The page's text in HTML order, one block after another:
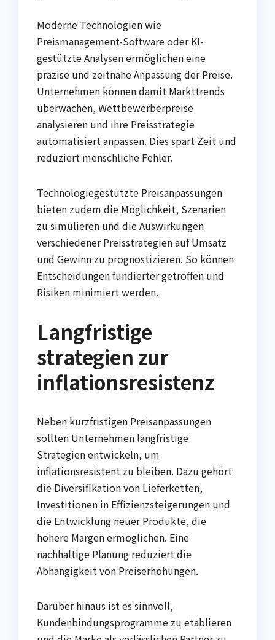
Moderne Technologien wie
Preismanagement-Software oder KI-
gestützte Analysen ermöglichen eine
präzise und zeitnahe Anpassung der Preise.
Unternehmen können damit Markttrends
überwachen, Wettbewerberpreise
analysieren und ihre Preisstrategie
automatisiert anpassen. Dies spart Zeit und
reduziert menschliche Fehler.
Technologiegestützte Preisanpassungen
bieten zudem die Möglichkeit, Szenarien
zu simulieren und die Auswirkungen
verschiedener Preisstrategien auf Umsatz
und Gewinn zu prognostizieren. So können
Entscheidungen fundierter getroffen und
Risiken minimiert werden.
Langfristige
strategien zur
inflationsresistenz
Neben kurzfristigen Preisanpassungen
sollten Unternehmen langfristige
Strategien entwickeln, um
inflationsresistent zu bleiben. Dazu gehört
die Diversifikation von Lieferketten,
Investitionen in Effizienzsteigerungen und
die Entwicklung neuer Produkte, die
höhere Margen ermöglichen. Eine
nachhaltige Planung reduziert die
Abhängigkeit von Preiserhöhungen.
Darüber hinaus ist es sinnvoll,
Kundenbindungsprogramme zu etablieren